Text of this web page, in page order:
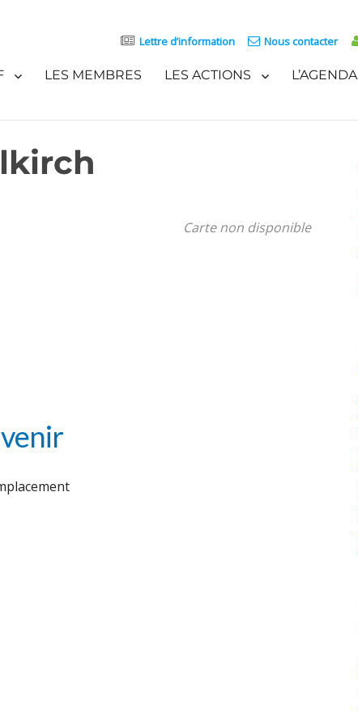
Lettre d’information Nous contacter
LES MEMBRES LES ACTIONS L’AGENDA
Carte non disponible